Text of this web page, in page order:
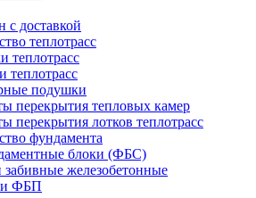
с доставкой
теплотрасс
теплотрасс
теплотрасс
подушки
перекрытия тепловых камер
перекрытия лотков теплотрасс
фундамента
блоки (ФБС)
забивные железобетонные
ФБП